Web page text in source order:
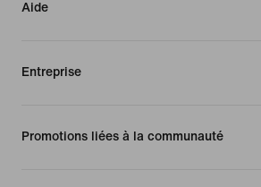
Aide
Entreprise
Promotions liées à la communauté